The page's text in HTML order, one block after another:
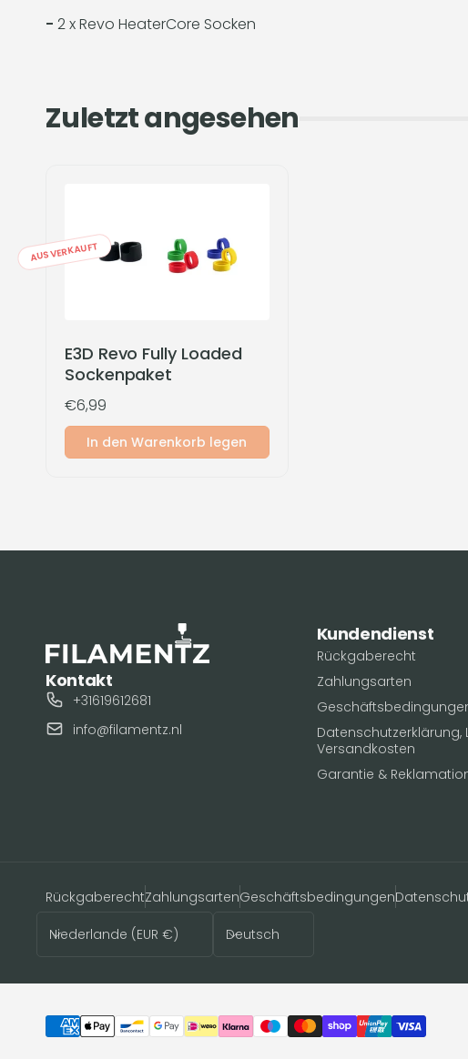
- 2 x Revo HeaterCore Socken
Zuletzt angesehen
AUSVERKAUFT
E3D Revo Fully Loaded
Sockenpaket
Normaler
Preis
€6,99
In den Warenkorb legen
Kontakt
+31619612681
info@filamentz.nl
Kundendienst
Rückgaberecht
Zahlungsarten
Datenschutzerklärung,
Versandkosten
Garantie &
RückgaberechtZahlungsartenGeschäftsbedingungen
Niederlande (EUR €) Deutsch
Zahlungsmethoden